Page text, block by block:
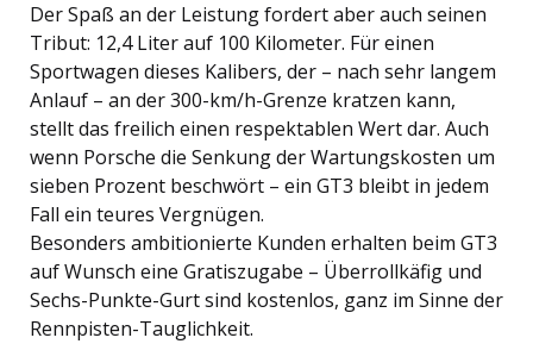
Der Spaß an der Leistung fordert aber auch seinen
Tribut: 12,4 Liter auf 100 Kilometer. Für einen
Sportwagen dieses Kalibers, der – nach sehr langem
Anlauf – an der 300-km/h-Grenze kratzen kann,
stellt das freilich einen respektablen Wert dar. Auch
wenn Porsche die Senkung der Wartungskosten um
sieben Prozent beschwört – ein GT3 bleibt in jedem
Fall ein teures Vergnügen.
Besonders ambitionierte Kunden erhalten beim GT3
auf Wunsch eine Gratiszugabe – Überrollkäfig und
Sechs-Punkte-Gurt sind kostenlos, ganz im Sinne der
Rennpisten-Tauglichkeit.